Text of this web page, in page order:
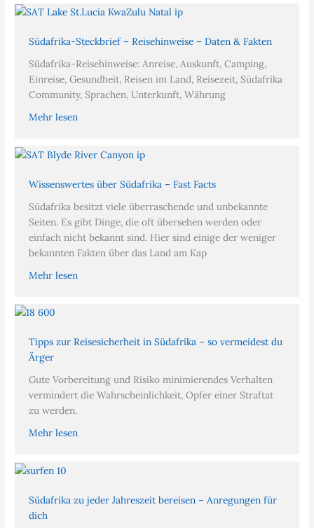
Südafrika-Steckbrief – Reisehinweise – Daten & Fakten
Südafrika-Reisehinweise: Anreise, Auskunft, Camping,
Einreise, Gesundheit, Reisen im Land, Reisezeit, Südafrika
Community, Sprachen, Unterkunft, Währung
Mehr lesen
Wissenswertes über Südafrika – Fast Facts
Südafrika besitzt viele überraschende und unbekannte
Seiten. Es gibt Dinge, die oft übersehen werden oder
einfach nicht bekannt sind. Hier sind einige der weniger
bekannten Fakten über das Land am Kap
Mehr lesen
Tipps zur Reisesicherheit in Südafrika – so vermeidest du
Ärger
Gute Vorbereitung und Risiko minimierendes Verhalten
vermindert die Wahrscheinlichkeit, Opfer einer Straftat
zu werden.
Mehr lesen
Südafrika zu jeder Jahreszeit bereisen – Anregungen für
dich